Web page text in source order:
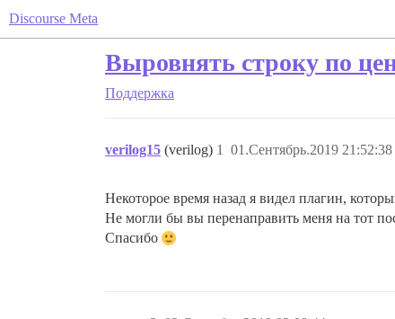
Discourse Meta
Выровнять строку по
Поддержка
verilog15 (verilog) 01.Сентябрь.2019 21:52:38
1
Некоторое время назад я видел плагин,
Не могли бы вы перенаправить меня на тот
Спасибо